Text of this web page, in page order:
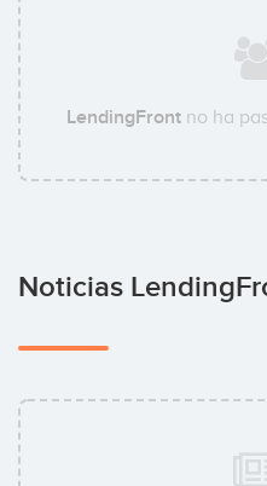
LendingFrontno ha
Noticias